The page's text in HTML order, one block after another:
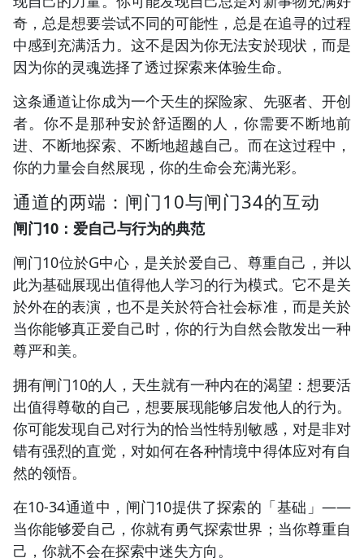
奇，总是想要尝试不同的可能性，总是在追寻的过程
中感到充满活力。这不是因为你无法安於现状，而是
因为你的灵魂选择了透过探索来体验生命。
这条通道让你成为一个天生的探险家、先驱者、开创
者。你不是那种安於舒适圈的人，你需要不断地前
进、不断地探索、不断地超越自己。而在这过程中，
你的力量会自然展现，你的生命会充满光彩。
通道的两端：闸门10与闸门34的互动
闸门10：爱自己与行为的典范
闸门10位於G中心，是关於爱自己、尊重自己，并以
此为基础展现出值得他人学习的行为模式。它不是关
於外在的表演，也不是关於符合社会标准，而是关於
当你能够真正爱自己时，你的行为自然会散发出一种
尊严和美。
拥有闸门10的人，天生就有一种内在的渴望：想要活
出值得尊敬的自己，想要展现能够启发他人的行为。
你可能发现自己对行为的恰当性特别敏感，对是非对
错有强烈的直觉，对如何在各种情境中得体应对有自
然的领悟。
在10-34通道中，闸门10提供了探索的「基础」——
当你能够爱自己，你就有勇气探索世界；当你尊重自
己，你就不会在探索中迷失方向。